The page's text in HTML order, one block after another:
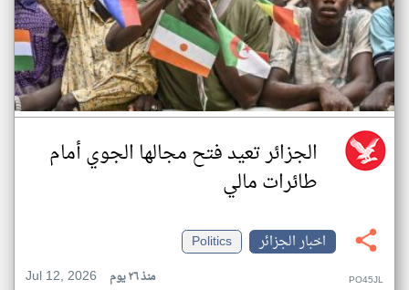
الجزائر تعيد فتح مجالها الجوي أمام
طائرات مالي
اخبار الجزائر
Politics
Jul 12, 2026
منذ ٢٦ يوم PO45JL